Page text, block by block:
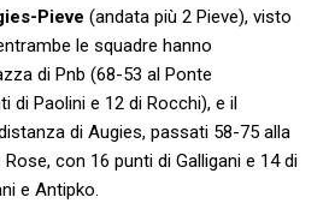
Pieve (andata più 2 Pieve), visto
le squadre hanno
di Pnb (68-53 al Ponte
di Paolini e 12 di Rocchi), e il
di Augies, passati 58-75 alla
con 16 punti di Galligani e 14 di
e Antipko.